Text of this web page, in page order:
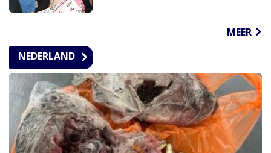
MEER
NEDERLAND